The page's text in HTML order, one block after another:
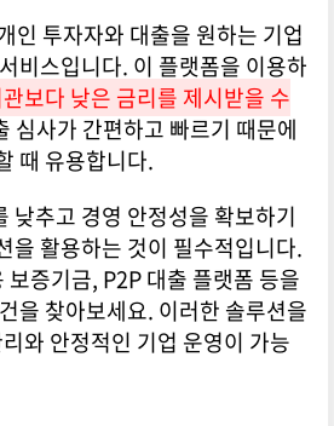
인 투자자와 대출을 원하는 기업
비스입니다. 이 플랫폼을 이용하
보다 낮은 금리를 제시받을 수
심사가 간편하고 빠르기 때문에
때 유용합니다.
낮추고 경영 안정성을 확보하기
을 활용하는 것이 필수적입니다.
보증기금, P2P 대출 플랫폼 등을
을 찾아보세요. 이러한 솔루션을
와 안정적인 기업 운영이 가능